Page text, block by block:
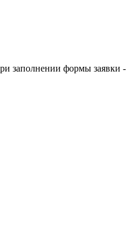
заполнении формы заявки